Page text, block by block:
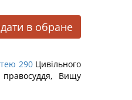
в обране
290Цивільного
Вищу